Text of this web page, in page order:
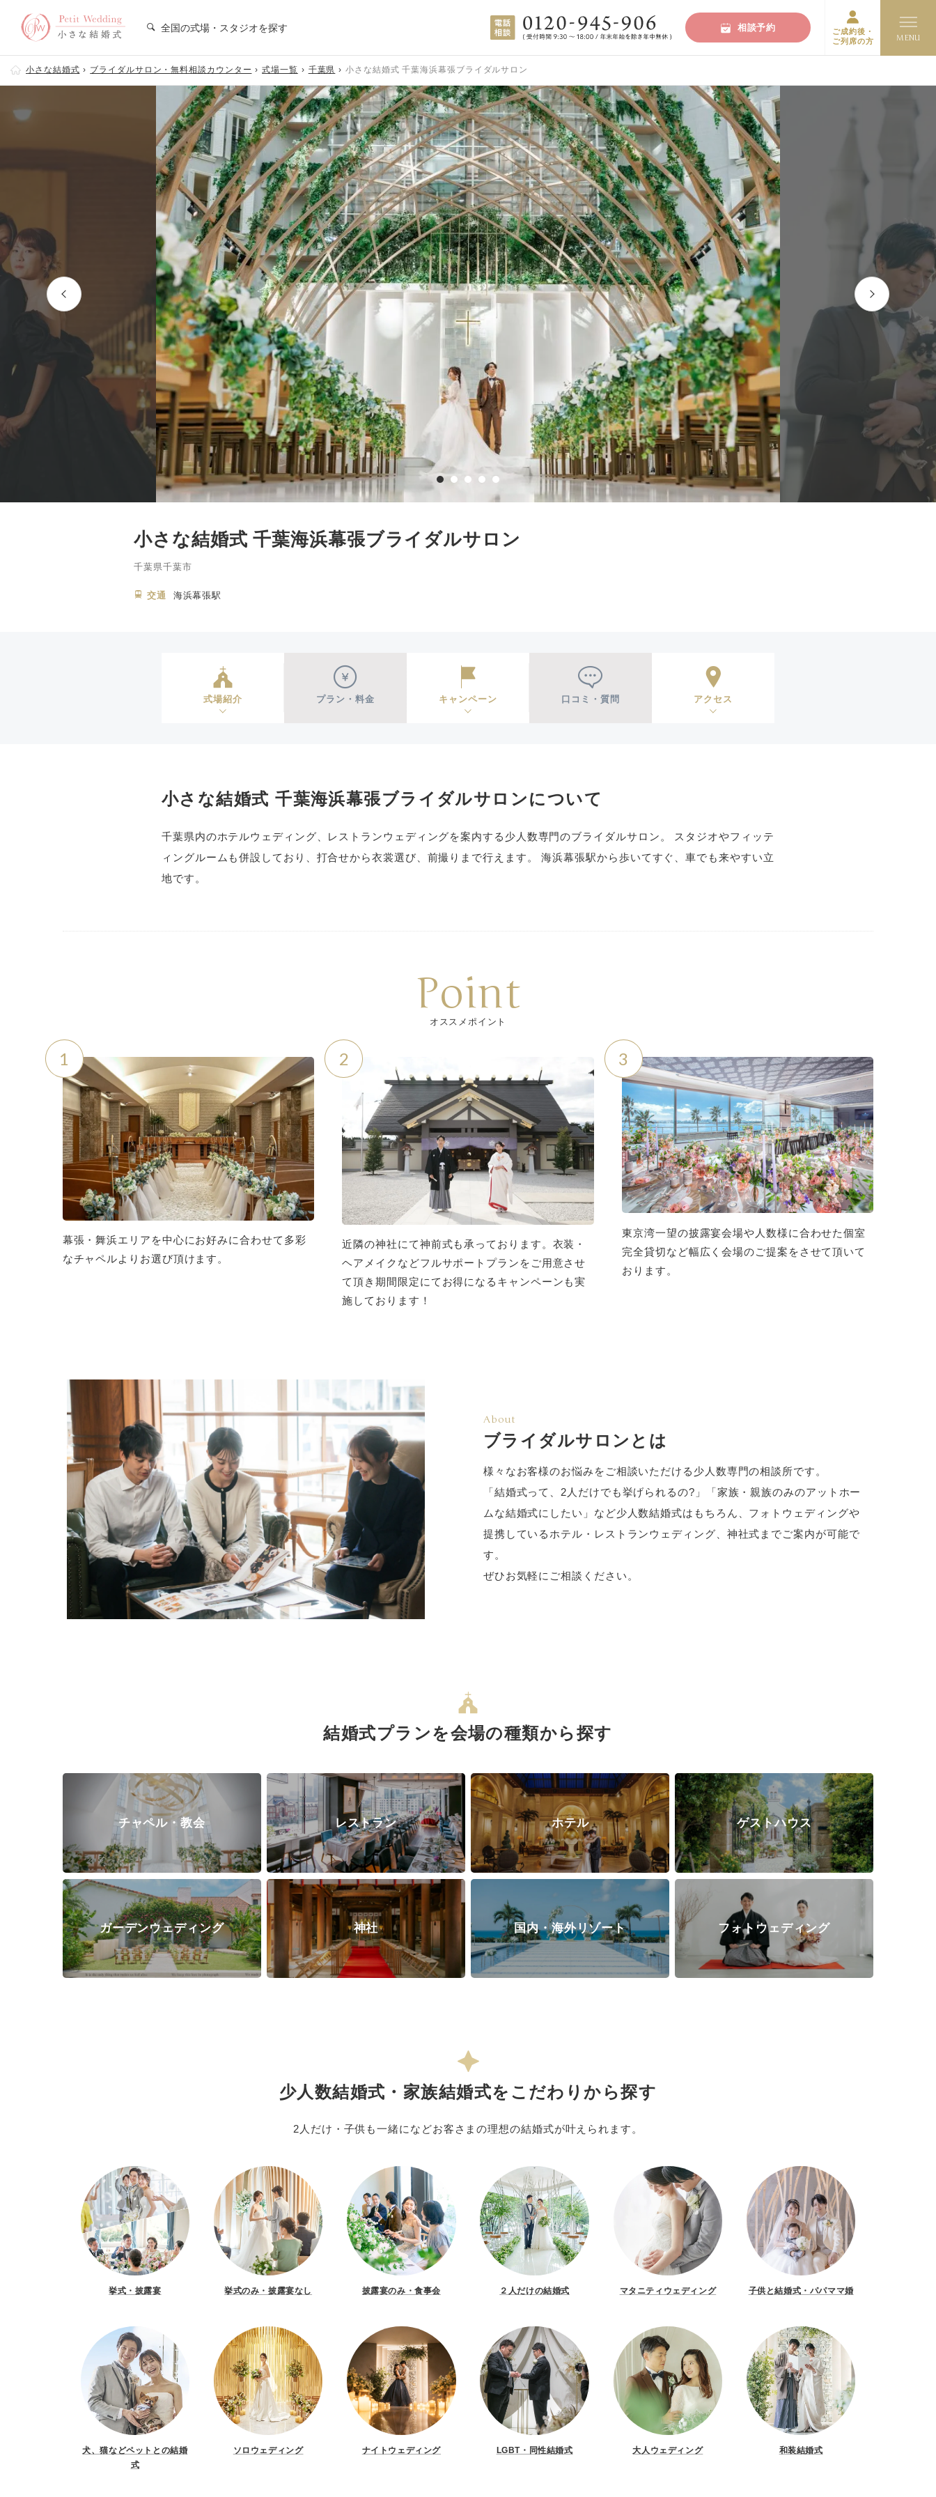
全国の式場・スタジオを探す 相談予約
ご成約後・
ご列席の方
小さな結婚式 ブライダルサロン・無料相談カウンター 式場一覧 千葉県 小さな結婚式 千葉海浜幕張ブライダルサロン
小さな結婚式 千葉海浜幕張ブライダルサロン
千葉県千葉市
交通 海浜幕張駅
式場紹介 プラン・料金 キャンペーン 口コミ・質問 アクセス
小さな結婚式 千葉海浜幕張ブライダルサロンについて
千葉県内のホテルウェディング、レストランウェディングを案内する少人数専門のブライダルサロン。 スタジオやフィッテ
ィングルームも併設しており、打合せから衣裳選び、前撮りまで行えます。 海浜幕張駅から歩いてすぐ、車でも来やすい立
地です。
Point
オススメポイント
1
幕張・舞浜エリアを中心にお好みに合わせて多彩
なチャペルよりお選び頂けます。
2
近隣の神社にて神前式も承っております。衣装・
ヘアメイクなどフルサポートプランをご用意させ
て頂き期間限定にてお得になるキャンペーンも実
施しております！
3
東京湾一望の披露宴会場や人数様に合わせた個室
完全貸切など幅広く会場のご提案をさせて頂いて
おります。
About
ブライダルサロンとは
様々なお客様のお悩みをご相談いただける少人数専門の相談所です。
「結婚式って、2人だけでも挙げられるの?」「家族・親族のみのアットホー
ムな結婚式にしたい」など少人数結婚式はもちろん、フォトウェディングや
提携しているホテル・レストランウェディング、神社式までご案内が可能で
す。
ぜひお気軽にご相談ください。
結婚式プランを会場の種類から探す
チャペル・教会 レストラン ホテル ゲストハウス
ガーデンウェディング 神社 国内・海外リゾート フォトウェディング
少人数結婚式・家族結婚式を こだわりから探す
2人だけ・子供も一緒になどお客さまの理想の結婚式が叶えられます。
挙式・披露宴 挙式のみ・披露宴なし 披露宴のみ・食事会 ２人だけの結婚式 マタニティウェディング 子供と結婚式・パパママ婚
犬、猫などペットとの結婚
式
ソロウェディング ナイトウェディング LGBT・同性結婚式 大人ウェディング 和装結婚式